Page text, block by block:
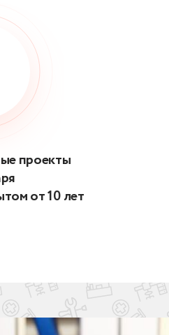
проекты
от 10 лет